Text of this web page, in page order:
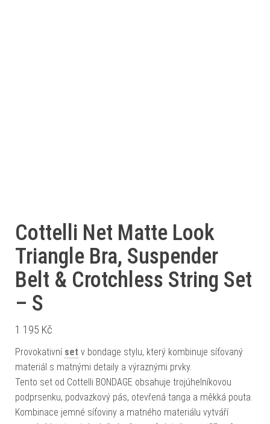
Cottelli Net Matte Look
Triangle Bra, Suspender
Belt & Crotchless String Set
– S
1 195 Kč
Provokativní set v bondage stylu, který kombinuje síťovaný
materiál s matnými detaily a výraznými prvky.
Tento set od Cottelli BONDAGE obsahuje trojúhelníkovou
podprsenku, podvazkový pás, otevřená tanga a měkká pouta.
Kombinace jemné síťoviny a matného materiálu vytváří